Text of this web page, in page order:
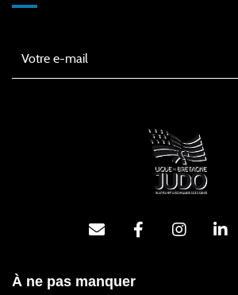
À ne pas manquer